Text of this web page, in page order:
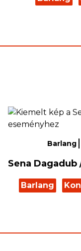
Barlang
Sena
Barlang